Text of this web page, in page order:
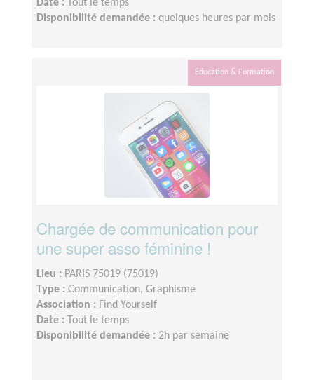
Date :
Tout le temps
Disponibilité demandée : quelques heures par mois
Éducation & Formation
Chargée de communication pour
une super asso féminine !
Lieu : PARIS 75019 (75019)
Type : Communication, Graphisme
Association : Find Yourself
Date :
Tout le temps
Disponibilité demandée : 2h par semaine